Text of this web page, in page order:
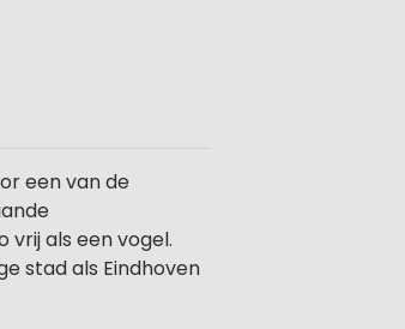
een van de
vrij als een vogel.
stad als Eindhoven